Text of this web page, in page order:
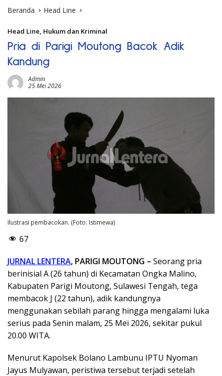
Beranda Head Line
Head Line, Hukum dan Kriminal
Pria di Parigi Moutong Bacok Adik
Kandung
Admin
25 Mei 2026
Ilustrasi pembacokan. (Foto: Istimewa)
67
JURNAL LENTERA, PARIGI MOUTONG – Seorang pria
berinisial A (26 tahun) di Kecamatan Ongka Malino,
Kabupaten Parigi Moutong, Sulawesi Tengah, tega
membacok J (22 tahun), adik kandungnya
menggunakan sebilah parang hingga mengalami luka
serius pada Senin malam, 25 Mei 2026, sekitar pukul
20.00 WITA.
Menurut Kapolsek Bolano Lambunu IPTU Nyoman
Jayus Mulyawan, peristiwa tersebut terjadi setelah